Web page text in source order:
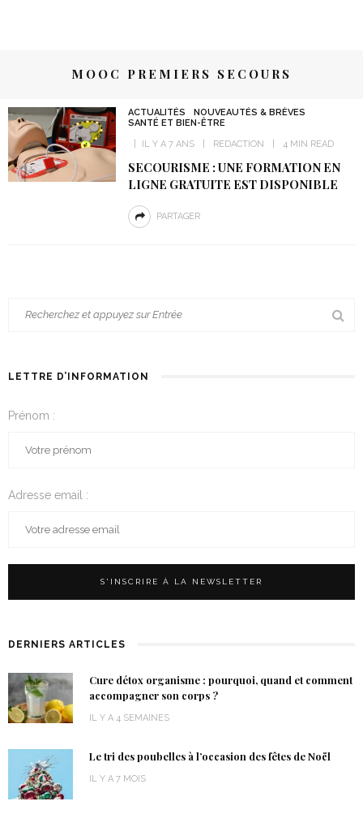
MOOC PREMIERS SECOURS
ACTUALITÉS
NOUVEAUTÉS & BRÈVES
SANTÉ ET BIEN-ÊTRE
IL Y A 7 ANS
REDACTION 4 MIN READ
SECOURISME : UNE FORMATION EN
LIGNE GRATUITE EST DISPONIBLE
PARTAGER
LETTRE D’INFORMATION
Prénom :
Adresse email :
DERNIERS ARTICLES
Cure détox organisme : pourquoi, quand et comment
accompagner son corps ?
IL Y A 4 SEMAINES
Le tri des poubelles à l’occasion des fêtes de Noël
IL Y A 7 MOIS